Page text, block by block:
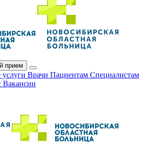
прием
Врачи Пациентам Специалистам
Вакансии